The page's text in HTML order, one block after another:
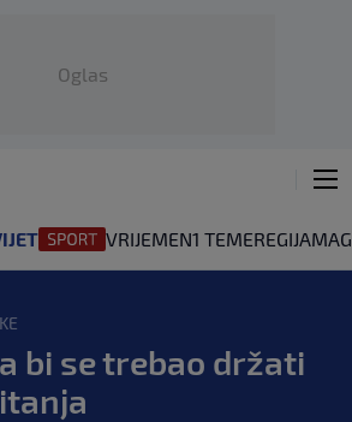
Oglas
VRIJEMEN1 TEMEREGIJA
bi se trebao držati